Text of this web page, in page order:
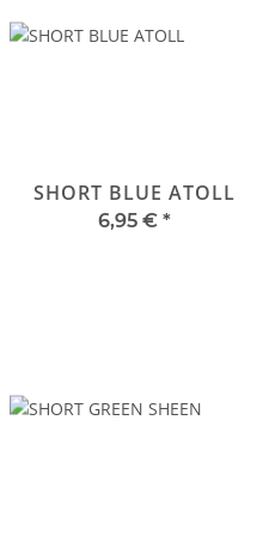
SHORT BLUE ATOLL
6,95 € *